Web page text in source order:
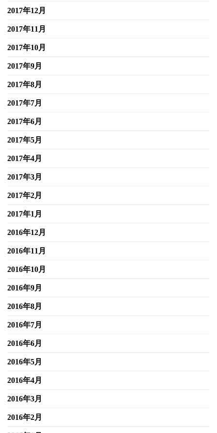
2017年12月
2017年11月
2017年10月
2017年9月
2017年8月
2017年7月
2017年6月
2017年5月
2017年4月
2017年3月
2017年2月
2017年1月
2016年12月
2016年11月
2016年10月
2016年9月
2016年8月
2016年7月
2016年6月
2016年5月
2016年4月
2016年3月
2016年2月